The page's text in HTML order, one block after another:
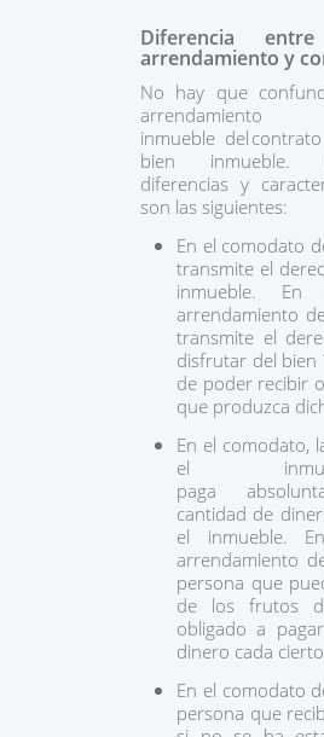
Diferencia
arrendamiento y
No hay que
inmueble del
bien inmueble.
diferencias y
son las siguientes:
En el comodato
transmite el
inmueble.
arrendamiento
transmite el
disfrutar del bien
de poder recibir
que produzca
En el comodato,
el
paga
cantidad de
el inmueble.
arrendamiento
persona que
de los frutos
obligado a
dinero cada
En el comodato
persona que